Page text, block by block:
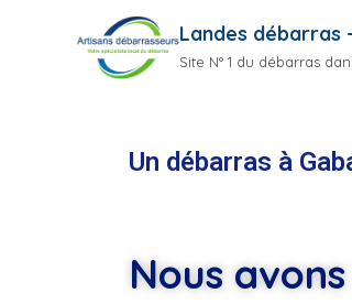
Landes débarras
Site N° 1 du débarras
Un débarras à
Nous